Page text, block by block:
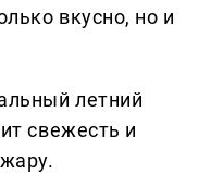
вкусно, но и
летний
свежесть и